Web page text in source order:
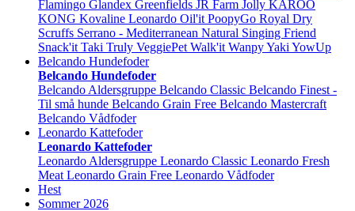
Flamingo Glandex Greenfields JR Farm Jolly KAROO
KONG Kovaline Leonardo Oil'it PoopyGo Royal Dry
Scruffs Serrano - Mediterranean Natural Singing Friend
Snack'it Taki Truly VeggiePet Walk'it WanpyYaki YowUp
Belcando Hundefoder
Belcando Hundefoder
Belcando Aldersgruppe Belcando Classic Belcando Finest -
Til små hunde Belcando Grain Free Belcando Mastercraft
Belcando Vådfoder
Leonardo Kattefoder
Leonardo Kattefoder
Leonardo Aldersgruppe Leonardo Classic Leonardo Fresh
Meat Leonardo Grain Free Leonardo Vådfoder
Hest
Sommer 2026